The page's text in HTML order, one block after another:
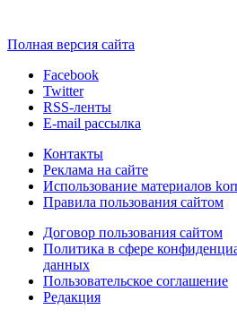
Полная версия сайта
Facebook
Twitter
RSS-ленты
E-mail рассылка
Контакты
Реклама на сайте
Использование материалов
Правила пользования сайтом
Договор пользования сайтом
Политика в сфере
данных
Пользовательское соглашение
Редакция